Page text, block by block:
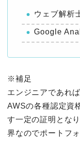
ウェブ解析
Google
※補足
エンジニアであれ
AWSの各種認定資
す一定の証明とな
界なのでポートフ